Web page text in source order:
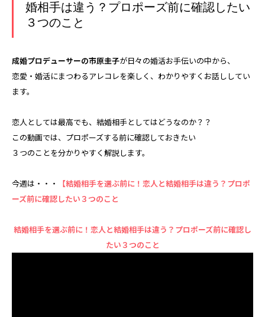
婚相手は違う？プロポーズ前に確認したい
３つのこと
成婚プロデューサーの市原圭子が日々の婚活お手伝いの中から、
恋愛・婚活にまつわるアレコレを楽しく、わかりやすくお話ししてい
ます。
恋人としては最高でも、結婚相手としてはどうなのか？？
この動画では、プロポーズする前に確認しておきたい
３つのことを分かりやすく解説します。
今週は・・・
【結婚相手を選ぶ前に！恋人と結婚相手は違う？プロポ
ーズ前に確認したい３つのこと
結婚相手を選ぶ前に！恋人と結婚相手は違う？プロポーズ前に確認し
たい３つのこと